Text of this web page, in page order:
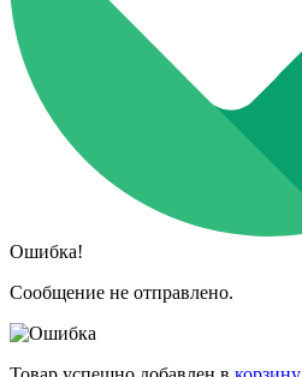
Ошибка!
Сообщение не отправлено.